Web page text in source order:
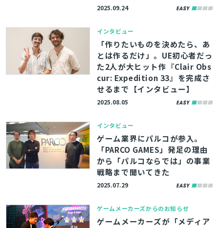
2025.09.24
インタビュー
「作りたいものを決めたら、あ
とは作るだけ」。UE初心者だっ
た2人が大ヒット作『Clair Obs
cur: Expedition 33』を完成さ
せるまで【インタビュー】
2025.08.05
インタビュー
ゲーム業界にパルコが参入。
「PARCO GAMES」発足の理由
から「パルコならでは」の事業
戦略まで聞いてきた
2025.07.29
ゲームメーカーズからのお知らせ
ゲームメーカーズが「メディア